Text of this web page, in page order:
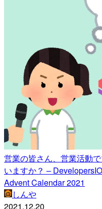
営業の皆さん、営業活動
いますか？ –
Advent Calendar 2021
しんや
2021.12.20